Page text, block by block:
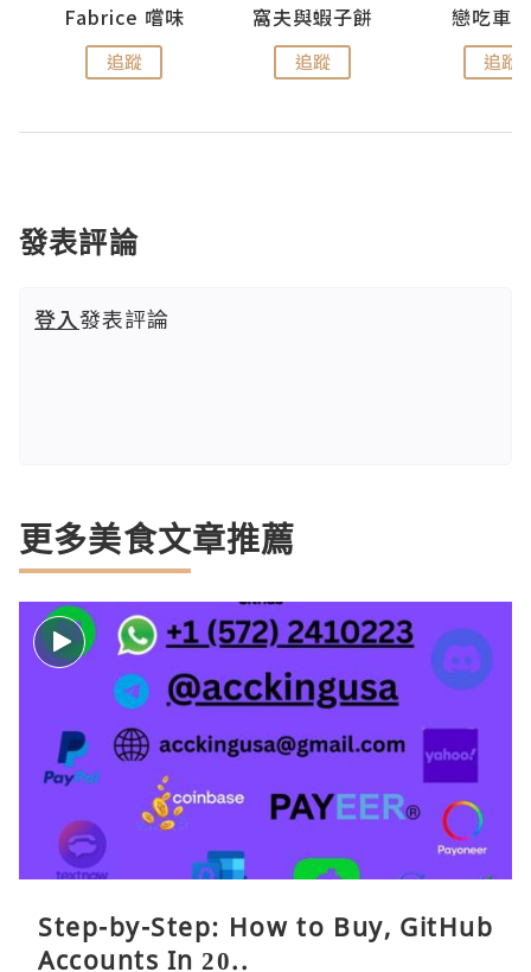
Fabrice 嚐味
追蹤
窩夫與蝦子餅
追蹤
戀吃車
追蹤
發表評論
登入發表評論
更多美食文章推薦
Step-by-Step: How to Buy, GitHub
Accounts In 20..